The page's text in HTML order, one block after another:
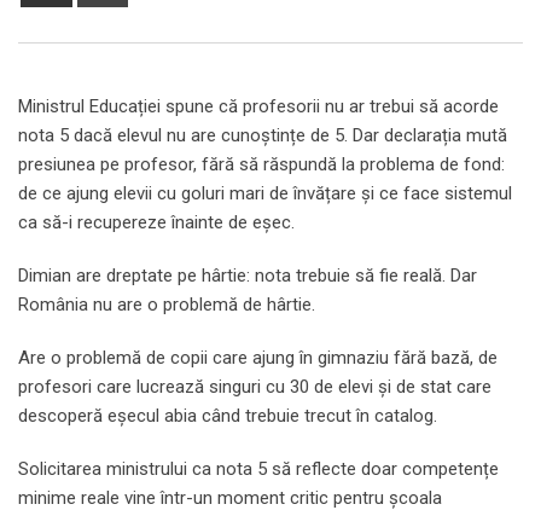
Ministrul Educației spune că profesorii nu ar trebui să acorde
nota 5 dacă elevul nu are cunoștințe de 5. Dar declarația mută
presiunea pe profesor, fără să răspundă la problema de fond:
de ce ajung elevii cu goluri mari de învățare și ce face sistemul
ca să-i recupereze înainte de eșec.
Dimian are dreptate pe hârtie: nota trebuie să fie reală. Dar
România nu are o problemă de hârtie.
Are o problemă de copii care ajung în gimnaziu fără bază, de
profesori care lucrează singuri cu 30 de elevi și de stat care
descoperă eșecul abia când trebuie trecut în catalog.
Solicitarea ministrului ca nota 5 să reflecte doar competențe
minime reale vine într-un moment critic pentru școala